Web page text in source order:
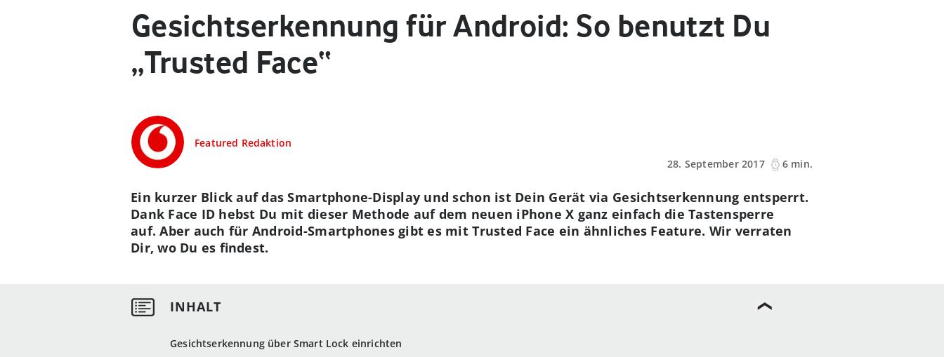
Gesichtserkennung für Android: So benutzt Du
„Trusted Face“
Featured Redaktion
28. September 2017
6 min.
Gesichtserkennung über Smart Lock einrichten
Ein kurzer Blick auf das Smartphone-Display und schon ist Dein Gerät via Gesichtserkennung entsperrt.
Dank Face ID hebst Du mit dieser Methode auf dem neuen iPhone X ganz einfach die Tastensperre
auf. Aber auch für Android-Smartphones gibt es mit Trusted Face ein ähnliches Feature. Wir verraten
Dir, wo Du es findest.